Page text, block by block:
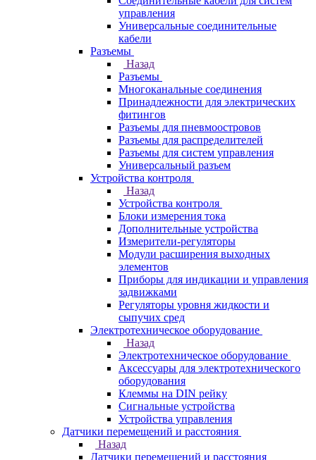
управления
Универсальные соединительные
кабели
Разъемы
Назад
Разъемы
Многоканальные соединения
Принадлежности для электрических
фитингов
Разъемы для пневмоостровов
Разъемы для распределителей
Разъемы для систем управления
Универсальный разъем
Устройства контроля
Назад
Устройства контроля
Блоки измерения тока
Дополнительные устройства
Измерители-регуляторы
Модули расширения выходных
элементов
Приборы для индикации и управления
задвижками
Регуляторы уровня жидкости и
сыпучих сред
Электротехническое оборудование
Назад
Электротехническое оборудование
Аксессуары для электротехнического
оборудования
Клеммы на DIN рейку
Сигнальные устройства
Устройства управления
Датчики перемещений и расстояния
Назад
Датчики перемещений и расстояния